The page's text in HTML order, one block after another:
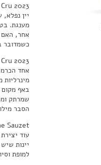
2023
יין
מענגת.
אחר, האם
כשמדובר
2023
אחד
באף מקום
שמרתק
הסבר
Sauzet
יינות
למופת